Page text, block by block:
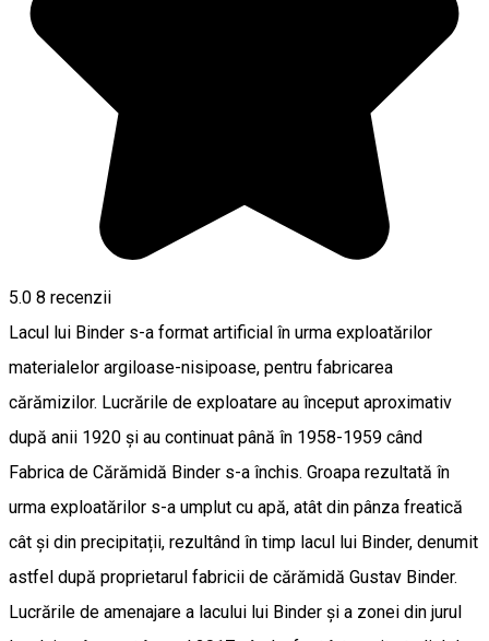
5.0 8 recenzii
Lacul lui Binder s-a format artificial în urma exploatărilor
materialelor argiloase-nisipoase, pentru fabricarea
cărămizilor. Lucrările de exploatare au început aproximativ
după anii 1920 și au continuat până în 1958-1959 când
Fabrica de Cărămidă Binder s-a închis. Groapa rezultată în
urma exploatărilor s-a umplut cu apă, atât din pânza freatică
cât și din precipitații, rezultând în timp lacul lui Binder, denumit
astfel după proprietarul fabricii de cărămidă Gustav Binder.
Lucrările de amenajare a lacului lui Binder și a zonei din jurul